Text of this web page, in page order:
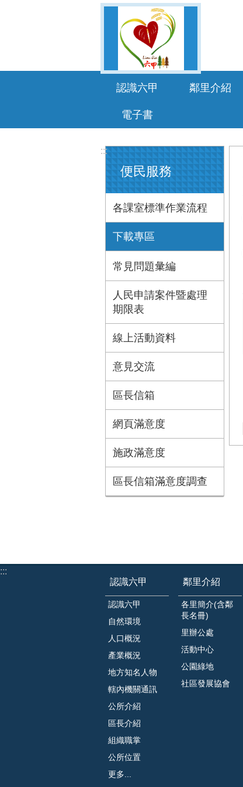
認識六甲 鄰里介紹
電子書
:::
便民服務
各課室標準作業流程
下載專區
常見問題𢑥編
人民申請案件暨處理
期限表
線上活動資料
意見交流
區長信箱
網頁滿意度
施政滿意度
區長信箱滿意度調查
:::
認識六甲
認識六甲
自然環境
人口概況
產業概況
地方知名人物
轄內機關通訊
公所介紹
區長介紹
組織職掌
公所位置
更多...
鄰里介紹
各里簡介(含鄰
長名冊)
里辦公處
活動中心
公園綠地
社區發展協會